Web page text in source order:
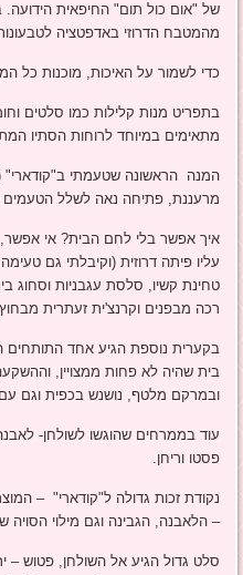
של "אום כול תום" החיפאית הידועה.
מהמטבח הדרוזי באדפטציה
כדי לשמור על האיכות, מוכנות כל
בתפריט מנות קלילות כמו סלטים
מתאימים במיוחד לרוחות הסתיו
המנה הראשונה שטעמתי ב"קודארי"
מרעננת, פתיחה נאה לשלל הטעמים
איך אפשר בלי לחם הבית? אי
עליו פיתה דרוזית (וקיבלתי גם
טחינת קשיו, סלסת עגבניות וסחוג
רכה מבפנים וקרנצ'ית זעתרית
בקערית נוספת הגיע אחד
בית שהיה לא פחות ממצויין,
ובמרקם מלטף, נושנש בכפית וגם
עוד בממרחים שהוגשו לשולחן-
פסטו וריחן.
נקודת זכות גדולה ל"קודארי" –
– הלאבנה, הגבינה וגם מילוי
סלט גדול הגיע אל השולחן, פטוש –